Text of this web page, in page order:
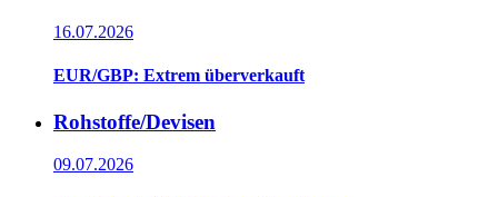
16.07.2026
EUR/GBP: Extrem überverkauft
Rohstoffe/Devisen
09.07.2026